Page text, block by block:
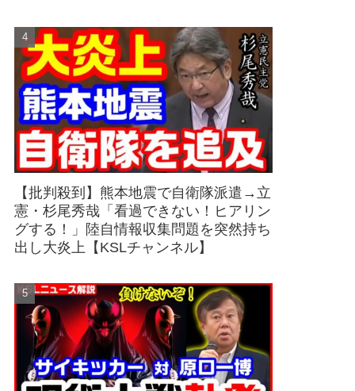
【批判殺到】熊本地震で自衛隊派遣→立
憲・杉尾秀哉「看過できない！ヒアリン
グする！」陸自情報収集問題を突然持ち
出し大炎上【KSLチャンネル】